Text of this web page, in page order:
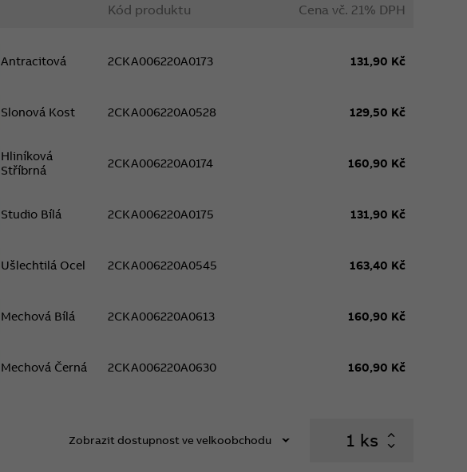
Kód produktu Cena vč. 21% DPH
Antracitová 2CKA006220A0173 131,90 Kč
Slonová Kost 2CKA006220A0528 129,50 Kč
Hliníková
Stříbrná
2CKA006220A0174 160,90 Kč
Studio Bílá 2CKA006220A0175 131,90 Kč
Ušlechtilá Ocel 2CKA006220A0545 163,40 Kč
Mechová Bílá 2CKA006220A0613 160,90 Kč
Mechová Černá 2CKA006220A0630 160,90 Kč
Zobrazit dostupnost ve velkoobchodu ks